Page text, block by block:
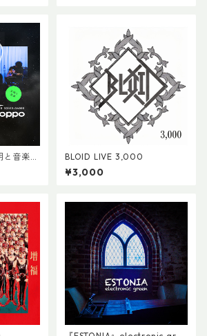
音楽」
BLOID LIVE 3,000
¥3,000